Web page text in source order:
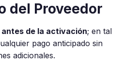
del Proveedor
antes de la activación; en tal
pago anticipado sin
adicionales.